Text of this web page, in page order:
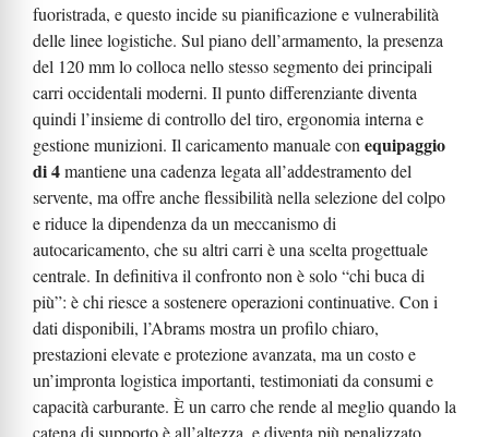
fuoristrada, e questo incide su pianificazione e vulnerabilità
delle linee logistiche. Sul piano dell’armamento, la presenza
del 120 mm lo colloca nello stesso segmento dei principali
carri occidentali moderni. Il punto differenziante diventa
quindi l’insieme di controllo del tiro, ergonomia interna e
gestione munizioni. Il caricamento manuale con equipaggio
di 4mantiene una cadenza legata all’addestramento del
servente, ma offre anche flessibilità nella selezione del colpo
e riduce la dipendenza da un meccanismo di
autocaricamento, che su altri carri è una scelta progettuale
centrale. In definitiva il confronto non è solo “chi buca di
più”: è chi riesce a sostenere operazioni continuative. Con i
dati disponibili, l’Abrams mostra un profilo chiaro,
prestazioni elevate e protezione avanzata, ma un costo e
un’impronta logistica importanti, testimoniati da consumi e
capacità carburante. È un carro che rende al meglio quando la
catena di supporto è all’altezza, e diventa più penalizzato